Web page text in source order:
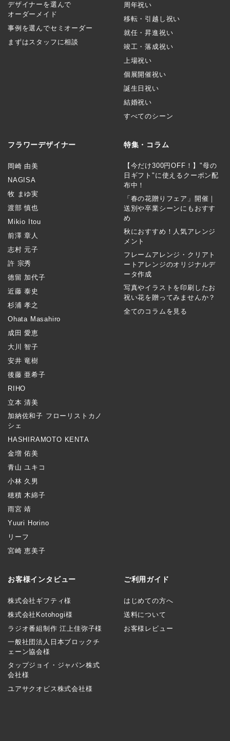
デザイナーを選んで
オーダーメイド
事例を選んでセミオーダー
まずはスタッフに相談
周年祝い
移転・引越し祝い
就任・昇進祝い
竣工・落成祝い
上場祝い
個展開催祝い
誕生日祝い
結婚祝い
すべてのシーン
フラワーデザイナー
岡崎 由美
NAGISA
牧 まゆ実
渡部 慎也
Mikio Itou
前澤 章人
志村 元子
許 宗秀
徳留 加代子
近藤 泰史
杉浦 孝之
Ohata Masahiro
成田 愛恵
大川 智子
安井 竜樹
後藤 亜希子
RIHO
立本 清美
加納佐和子 フローリストカノ
シェ
HASHIRAMOTO KENTA
金増 佑美
青山 ユキコ
小林 久男
穂積 木綿子
雨宮 靖
Yuuri Horino
リーフ
宮崎 恵美子
特集・コラム
【今だけ300円OFF！】"母の
日ギフト"に使えるクーポン配
布中！
「春の花贈りフェア」開催｜
送別や卒業シーンにもおすす
め
秋におすすめ！人気アレンジ
メント
フレームアレンジ・クリアト
ートアレンジのオリジナルデ
ータ作成
写真やイラストを印刷したお
祝い花を贈ってみませんか？
全てのコラムを見る
お客様インタビュー
株式会社ギフティ様
株式会社Kotohogi様
ラジオ番組制作 江上佳弥子様
一般社団法人日本ブロックチ
ェーン協会様
タップジョイ・ジャパン株式
会社様
ユアサクオビス株式会社様
ご利用ガイド
はじめての方へ
送料について
お客様レビュー